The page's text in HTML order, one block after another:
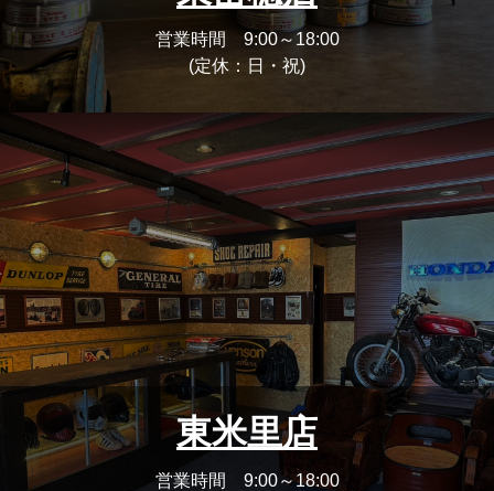
営業時間 9:00～18:00
(定休：日・祝)
東米里店
営業時間 9:00～18:00